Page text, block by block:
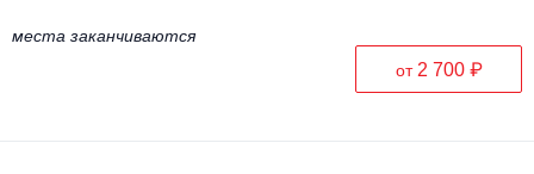
места заканчиваются
от 2 700 ₽